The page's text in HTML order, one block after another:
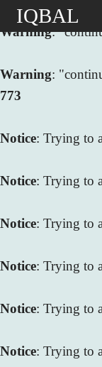
Warning:
Warning:
773
Notice: Trying to
Notice: Trying to
Notice: Trying to
Notice: Trying to
Notice: Trying to
Notice: Trying to
IQBAL